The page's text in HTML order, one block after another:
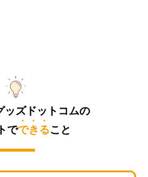
ッズドットコムの
でできること